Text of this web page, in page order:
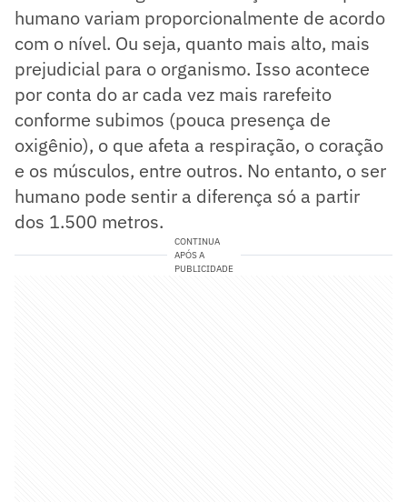
humano variam proporcionalmente de acordo
com o nível. Ou seja, quanto mais alto, mais
prejudicial para o organismo. Isso acontece
por conta do ar cada vez mais rarefeito
conforme subimos (pouca presença de
oxigênio), o que afeta a respiração, o coração
e os músculos, entre outros. No entanto, o ser
humano pode sentir a diferença só a partir
dos 1.500 metros.
CONTINUA
APÓS A
PUBLICIDADE